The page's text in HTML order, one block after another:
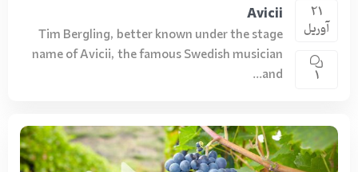
21
آوریل
1
Avicii
Tim Bergling, better known under the stage
name of Avicii, the famous Swedish musician
and...